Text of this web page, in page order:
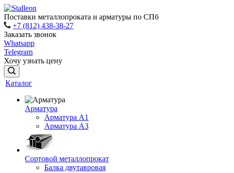
Поставки металлопроката и арматуры по СПб
+7 (812) 438-38-27
Заказать звонок
Whatsapp
Telegram
Хочу узнать цену
Каталог
Арматура
Арматура A1
Арматура А3
Сортовой металлопрокат
Балка двутавровая